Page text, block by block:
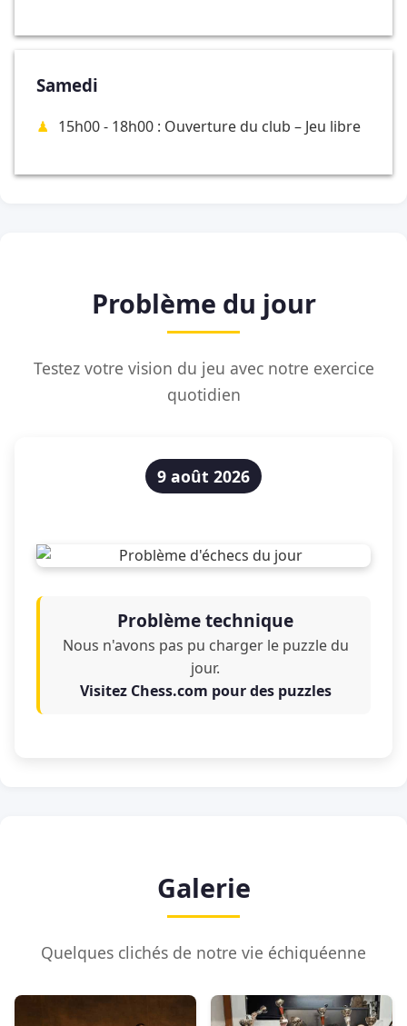
Samedi
15h00 - 18h00 : Ouverture du club – Jeu libre
Problème du jour
Testez votre vision du jeu avec notre exercice
quotidien
9 août 2026
Problème technique
Nous n'avons pas pu charger le puzzle du
jour.
Visitez Chess.com pour des puzzles
Galerie
Quelques clichés de notre vie échiquéenne